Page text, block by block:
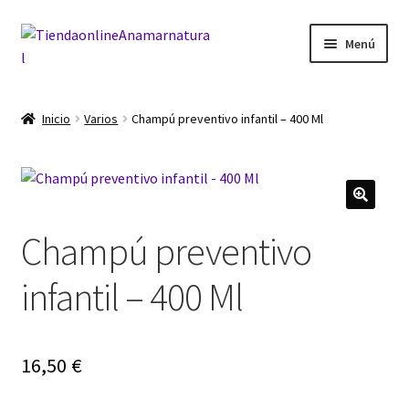
Ir
a
Ir
al
Menú
Carrito
Finalizar compra
Mi cuenta
Inicio Varios Champú preventivo infantil – 400 Ml
Champú preventivo
infantil – 400 Ml
16,50 €